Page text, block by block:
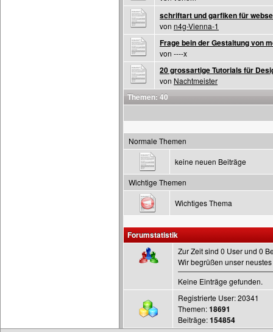
schriftart und garfiken für
von n4g-Vienna-1
Frage bein der Gestaltung von
von ----x
20 grossartige Tutorials für
von Nachtmeister
Themen: 40
Normale Themen
keine neuen Beiträge
Wichtige Themen
Wichtiges Thema
Forumstatistik
Zur Zeit sind 0 User und 0
Wir begrüßen unser
Keine Einträge gefunden.
Registrierte User: 20341
Themen:18691
Beiträge:154854